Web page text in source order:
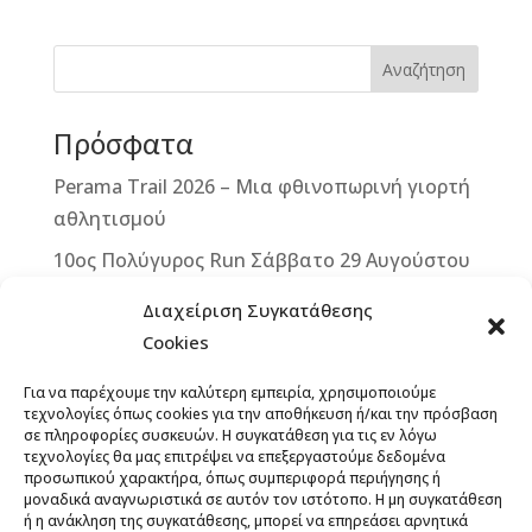
Διαχείριση Συγκατάθεσης
Cookies
Για να παρέχουμε την καλύτερη εμπειρία, χρησιμοποιούμε
τεχνολογίες όπως cookies για την αποθήκευση ή/και την πρόσβαση
σε πληροφορίες συσκευών. Η συγκατάθεση για τις εν λόγω
τεχνολογίες θα μας επιτρέψει να επεξεργαστούμε δεδομένα
προσωπικού χαρακτήρα, όπως συμπεριφορά περιήγησης ή
μοναδικά αναγνωριστικά σε αυτόν τον ιστότοπο. Η μη συγκατάθεση
ή η ανάκληση της συγκατάθεσης, μπορεί να επηρεάσει αρνητικά
e
o
k
e
e
r
r l ter
Αναζήτηση
Πρόσφατα
Perama Trail 2026 – Μια φθινοπωρινή γιορτή
αθλητισμού
10ος Πολύγυρος Run Σάββατο 29 Αυγούστου
2ο ΒΙΚΕ VERTICAL CHALLENGE – Μια
της Δυτικής Μάνης – Κυριακή 13
Σεπτεμβρίου 2026
Άνοιξαν οι εγγραφές για το 12th Lycabettus
Run